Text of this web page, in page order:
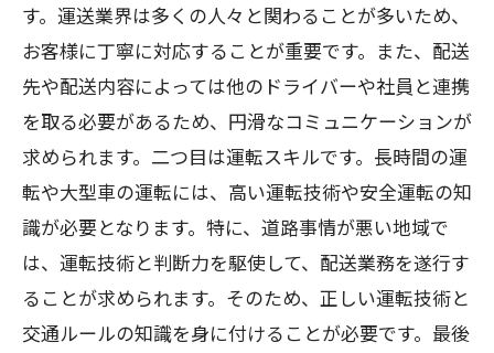
す。運送業界は多くの人々と関わることが多いため、
お客様に丁寧に対応することが重要です。また、配送
先や配送内容によっては他のドライバーや社員と連携
を取る必要があるため、円滑なコミュニケーションが
求められます。二つ目は運転スキルです。長時間の運
転や大型車の運転には、高い運転技術や安全運転の知
識が必要となります。特に、道路事情が悪い地域で
は、運転技術と判断力を駆使して、配送業務を遂行す
ることが求められます。そのため、正しい運転技術と
交通ルールの知識を身に付けることが必要です。最後